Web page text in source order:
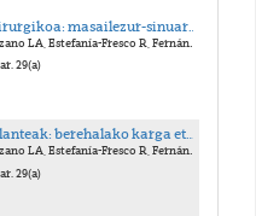
Aguirre-Zorzano LA, Estefanía-Fresco R, Fernández-Jiménez A, García-De-La-Fuente AM
29(a)
Hortz-inplanteak: berehalako karga eta behin-behineko hortz-protesia
Aguirre-Zorzano LA, Estefanía-Fresco R, Fernández-Jiménez A, García-De-La-Fuente AM
29(a)